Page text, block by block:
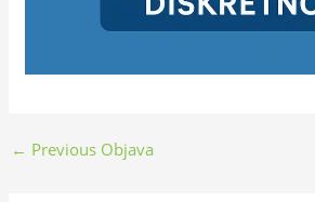
← Previous Objava